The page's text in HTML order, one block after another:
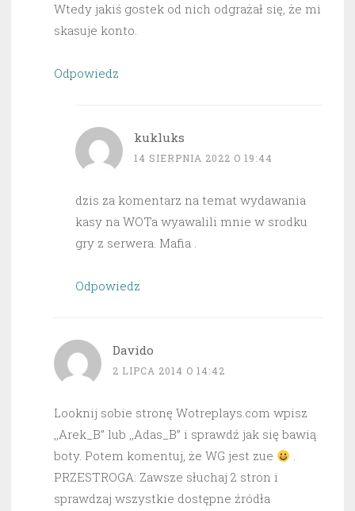
Wtedy jakiś gostek od nich odgrażał się, że mi
skasuje konto.
Odpowiedz
kukluks
14 SIERPNIA 2022 O 19:44
dzis za komentarz na temat wydawania
kasy na WOTa wyawalili mnie w srodku
gry z serwera. Mafia .
Odpowiedz
Davido
2 LIPCA 2014 O 14:42
Looknij sobie stronę Wotreplays.com wpisz
,,Arek_B” lub ,,Adas_B” i sprawdź jak się bawią
boty. Potem komentuj, że WG jest zue
.
PRZESTROGA: Zawsze słuchaj 2 stron i
sprawdzaj wszystkie dostępne źródła